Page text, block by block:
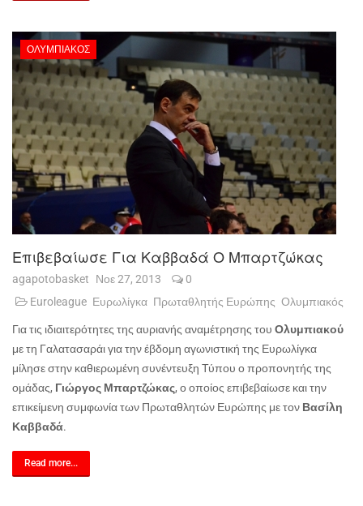
ΟΛΥΜΠΙΑΚΌΣ
Επιβεβαίωσε Για Καββαδά Ο Μπαρτζώκας
agapotobasket Νοε 27, 2013
0
Euroleague Ευρωλίγκα Πρωταθλητής Ευρώπης Ολυμπιακός
Για τις ιδιαιτερότητες της αυριανής αναμέτρησης του Ολυμπιακού
με τη Γαλατασαράι για την έβδομη αγωνιστική της Ευρωλίγκα
μίλησε στην καθιερωμένη συνέντευξη Τύπου ο προπονητής της
ομάδας, Γιώργος Μπαρτζώκας, ο οποίος επιβεβαίωσε και την
επικείμενη συμφωνία των Πρωταθλητών Ευρώπης με τον Βασίλη
Καββαδά.
Read more...